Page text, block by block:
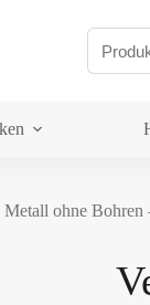
Metall ohne